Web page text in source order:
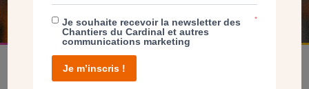
Je souhaite recevoir la newsletter des
Chantiers du Cardinal et autres
communications marketing
*
Je m’inscris !